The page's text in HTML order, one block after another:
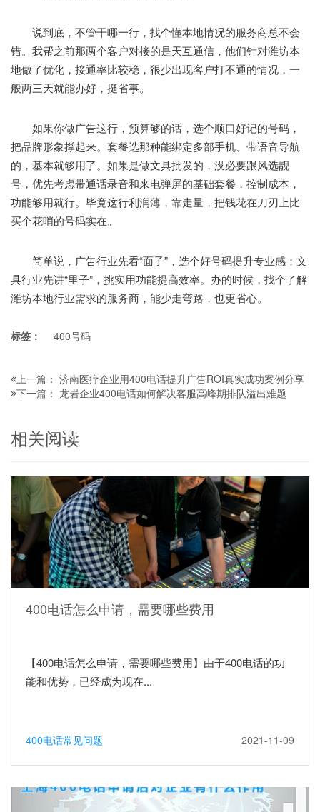
说到底，不管干哪一行，找个懂本地情况的服务商总不会
错。我帮之前那两个客户对接的是天互通信，他们针对潍坊本
地做了优化，接通率比较稳，很少出现客户打不通的情况，一
般两三天就能办好，挺省事。
如果你做广告这行，预算够的话，选个顺口好记的号码，
把品牌形象撑起来。套餐选那种能绑定多部手机、带语音导航
的，基本就够用了。如果是做文具批发的，没必要跟风选靓
号，优先考虑带通话录音和来电弹屏的基础套餐，控制成本，
功能够用就行。毕竟这行利润薄，靠走量，把钱花在刀刃上比
买个花哨的号码实在。
简单说，广告行业先看“面子”，选个好号码提升专业感；文
具行业先讲“里子”，挑实用功能提高效率。办的时候，找个了解
潍坊本地行业需求的服务商，能少走弯路，也更省心。
标签： 400号码
上一篇： 济南医疗企业用400电话提升广告ROI真实成功案例分享
下一篇： 龙岩企业400电话如何解决客服高峰期排队溢出难题
相关阅读
400电话怎么申请，需要哪些费用
【400电话怎么申请，需要哪些费用】由于400电话的功
能和优势，已经成为现在...
400电话常见问题 2021-11-09